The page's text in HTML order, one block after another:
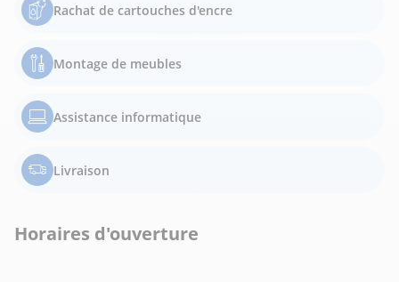
Rachat de cartouches d'encre
Montage de meubles
Assistance informatique
Livraison
Horaires d'ouverture